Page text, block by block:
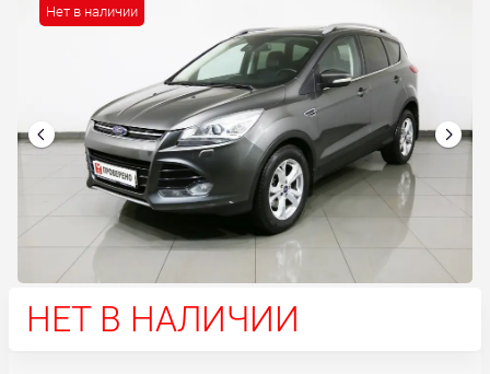
НЕТ В НАЛИЧИИ
Нет в наличии